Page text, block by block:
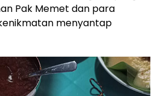
Pak Memet dan para
menyantap